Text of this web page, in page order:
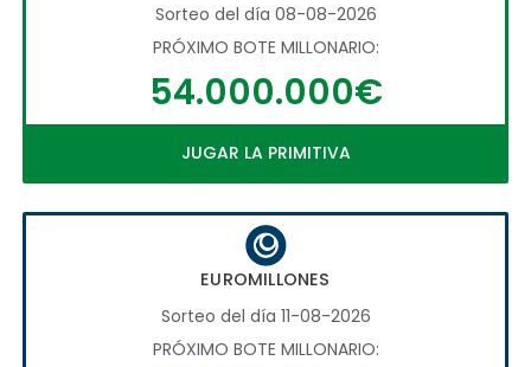
Sorteo del día 08-08-2026
PRÓXIMO BOTE MILLONARIO:
54.000.000€
JUGAR LA PRIMITIVA
EUROMILLONES
Sorteo del día 11-08-2026
PRÓXIMO BOTE MILLONARIO: